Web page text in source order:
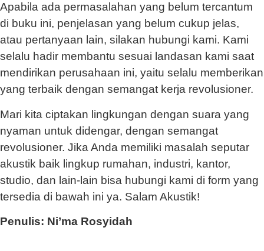
Apabila ada permasalahan yang belum tercantum
di buku ini, penjelasan yang belum cukup jelas,
atau pertanyaan lain, silakan hubungi kami. Kami
selalu hadir membantu sesuai landasan kami saat
mendirikan perusahaan ini, yaitu selalu memberikan
yang terbaik dengan semangat kerja revolusioner.
Mari kita ciptakan lingkungan dengan suara yang
nyaman untuk didengar, dengan semangat
revolusioner. Jika Anda memiliki masalah seputar
akustik baik lingkup rumahan, industri, kantor,
studio, dan lain-lain bisa hubungi kami di form yang
tersedia di bawah ini ya. Salam Akustik!
Penulis: Ni’ma Rosyidah